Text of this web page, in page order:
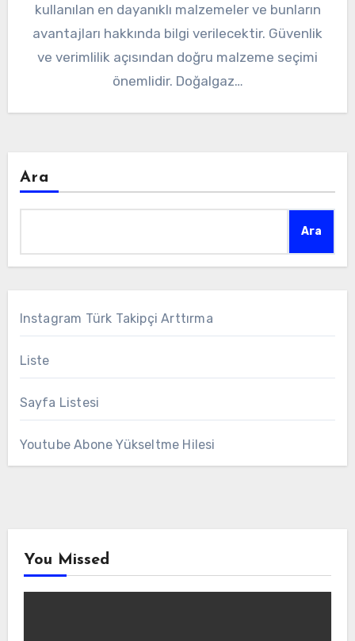
kullanılan en dayanıklı malzemeler ve bunların
avantajları hakkında bilgi verilecektir. Güvenlik
ve verimlilik açısından doğru malzeme seçimi
önemlidir. Doğalgaz…
Ara
Ara
Instagram Türk Takipçi Arttırma
Liste
Sayfa Listesi
Youtube Abone Yükseltme Hilesi
You Missed